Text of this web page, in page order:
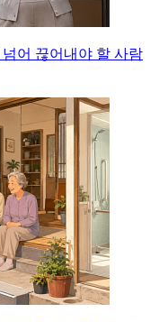
어 끊어내야 할 사람